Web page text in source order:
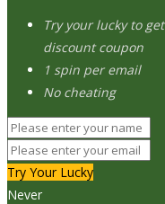
Try your lucky to get
discount coupon
1 spin per email
No cheating
Try Your Lucky
Never